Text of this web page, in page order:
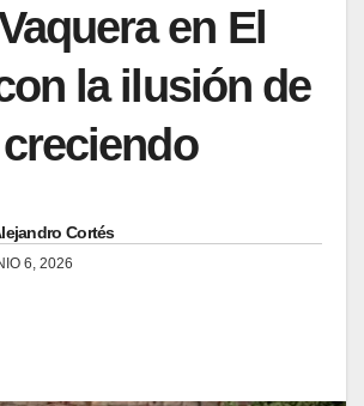
en El
la ilusión de
Cortés
6, 2026